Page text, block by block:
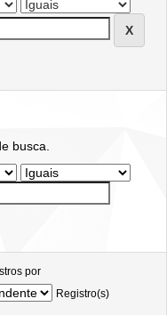
busca.
por
Registro(s)